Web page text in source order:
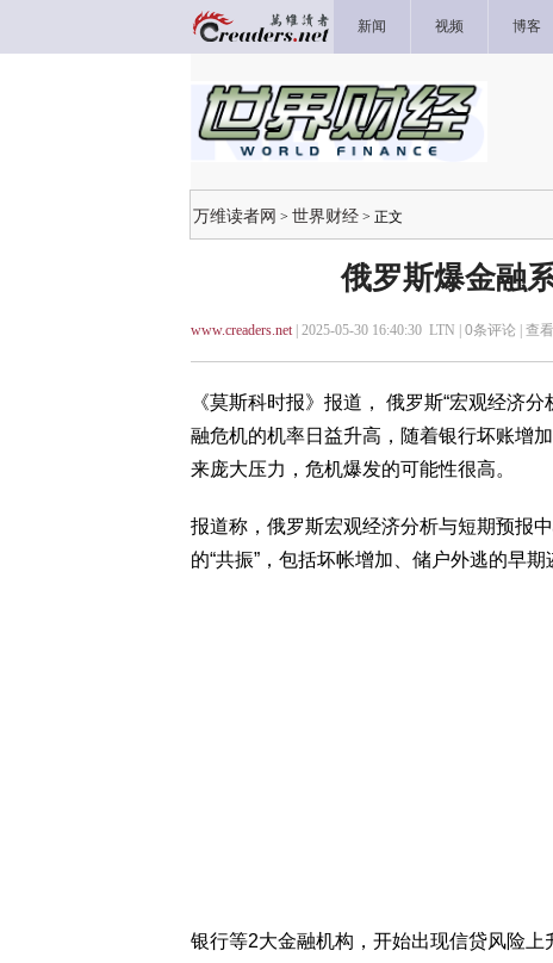
新闻 视频 博客
万维读者网 > 世界财经 > 正文
俄罗斯爆金融
www.creaders.net| 2025-05-30 16:40:30 LTN | 0条评论 | 查
《莫斯科时报》报道， 俄罗斯“宏观经济
融危机的机率日益升高，随着银行坏账增
来庞大压力，危机爆发的可能性很高。
报道称，俄罗斯宏观经济分析与短期预报
的“共振”，包括坏帐增加、储户外逃的早
银行等2大金融机构，开始出现信贷风险